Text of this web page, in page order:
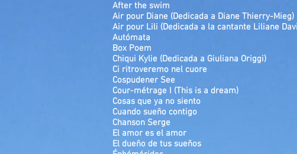
After the swim
Air pour Diane (Dedicada a Diane Thierry-Mieg)
Air pour Lili (Dedicada a la cantante Liliane
Autómata
Box Poem
Chiqui Kylie (Dedicada a Giuliana Origgi)
Ci ritroveremo nel cuore
Cospudener See
Cour-métrage I (This is a dream)
Cosas que ya no siento
Cuando sueño contigo
Chanson Serge
El amor es el amor
El dueño de tus sueños